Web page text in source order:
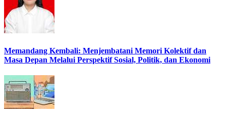
Memandang Kembali: Menjembatani Memori Kolektif dan
Masa Depan Melalui Perspektif Sosial, Politik, dan Ekonomi